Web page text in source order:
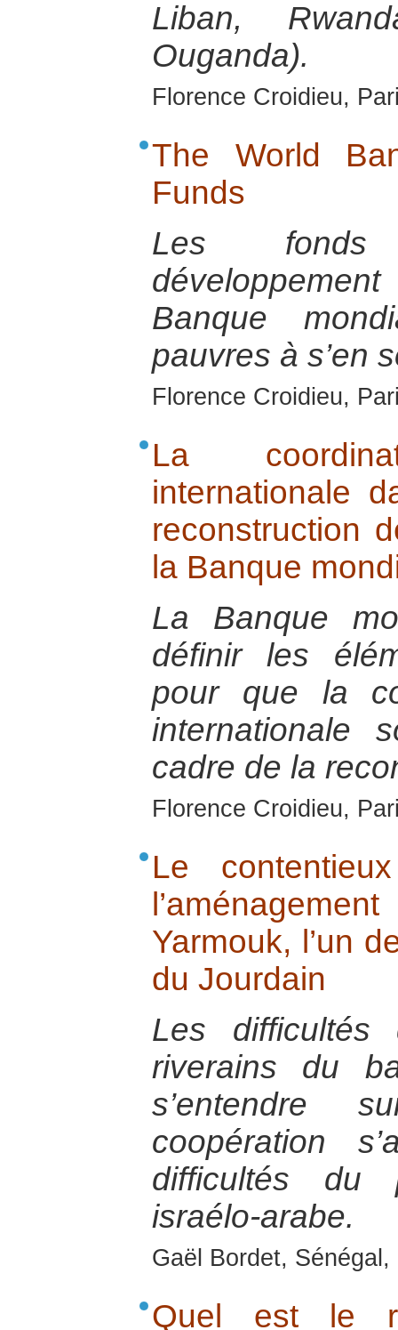
Liban,
Ouganda).
Florence Croidieu,
The World
Funds
Les fonds
Banque
pauvres à s’en
Florence Croidieu,
La
internationale
reconstruction
la Banque
La Banque
définir les
pour que la
internationale
cadre de la
Florence Croidieu,
Le
Yarmouk, l’un
du Jourdain
Les difficultés
riverains du
s’entendre
coopération
difficultés du
israélo-arabe.
Gaël Bordet,
Quel est le